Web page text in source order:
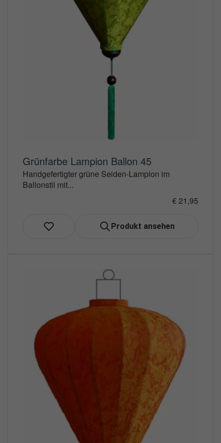
Grünfarbe Lampion Ballon 45
Handgefertigter grüne Seiden-Lampion im
Ballonstil mit...
€ 21,95
Produkt ansehen